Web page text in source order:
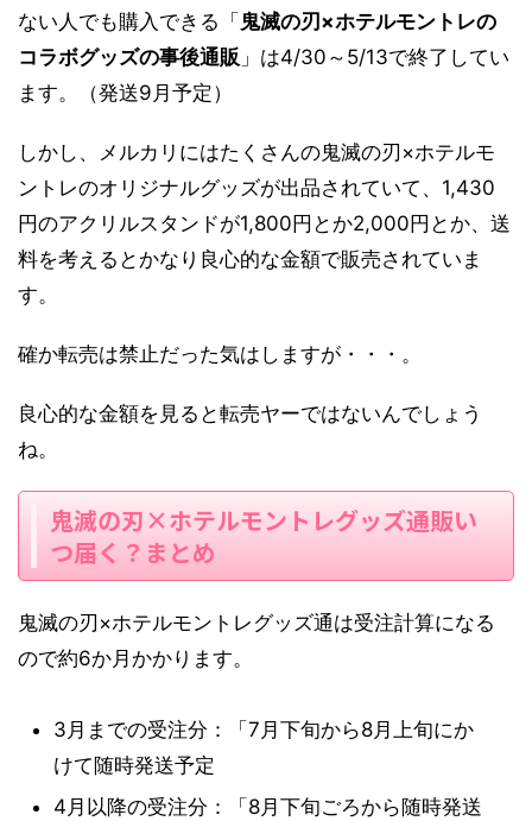
ない人でも購入できる「 鬼滅の刃×ホテルモントレの
コラボグッズの事後通販 」は4/30～5/13で終了してい
ます。（発送9月予定）
しかし、メルカリにはたくさんの鬼滅の刃×ホテルモ
ントレのオリジナルグッズが出品されていて、1,430
円のアクリルスタンドが1,800円とか2,000円とか、送
料を考えるとかなり良心的な金額で販売されていま
す。
確か転売は禁止だった気はしますが・・・。
良心的な金額を見ると転売ヤーではないんでしょう
ね。
鬼滅の刃×ホテルモントレグッズ通販い
つ届く？まとめ
鬼滅の刃×ホテルモントレグッズ通は受注計算になる
ので約6か月かかります。
3月までの受注分：「7月下旬から8月上旬にか
けて随時発送予定
4月以降の受注分：「8月下旬ごろから随時発送